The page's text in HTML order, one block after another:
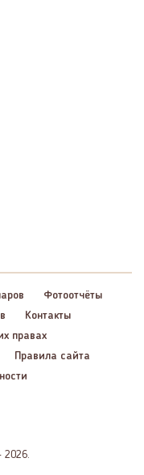
Фотоотчёты
Контакты
правах
Правила сайта
2026.